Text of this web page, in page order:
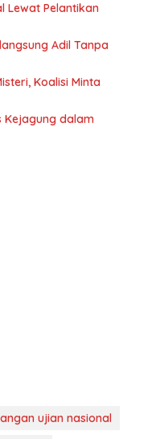
Lewat Pelantikan
Adil Tanpa
Koalisi Minta
Kejagung dalam
ujian nasional